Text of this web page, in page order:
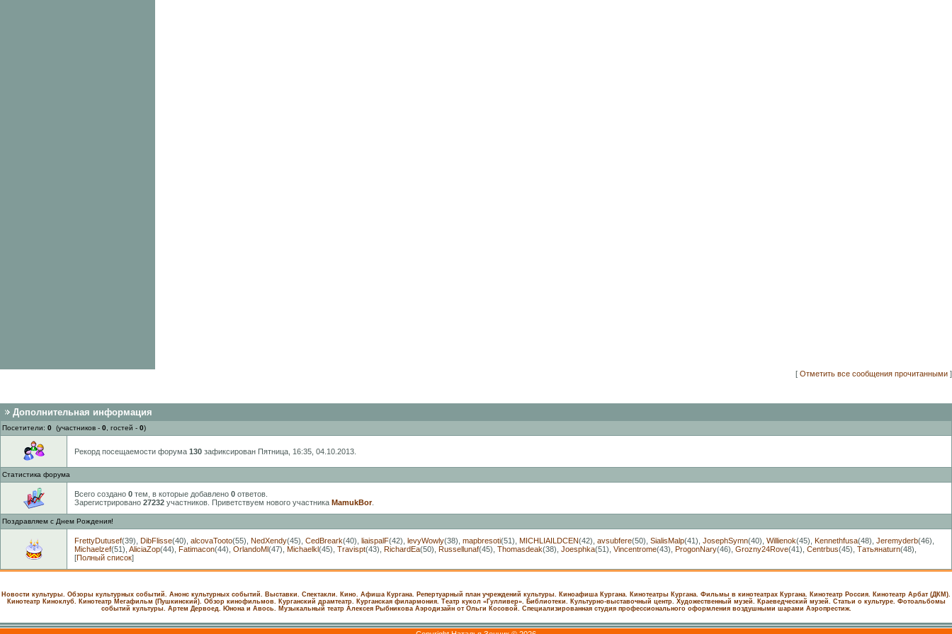
[ Отметить все сообщения прочитанными ]
Дополнительная информация
Посетители: 0 (участников - 0 , гостей - 0)
Рекорд посещаемости форума 130 зафиксирован Пятница, 16:35, 04.10.2013.
Статистика форума
Всего создано 0 тем, в которые добавлено 0 ответов.
Зарегистрировано 27232 участников. Приветствуем нового участника MamukBor.
Поздравляем с Днем Рождения!
FrettyDutusef(39) DibFlisse(40) alcovaTooto(55) NedXendy(45) CedBreark(40) liaispalF(42) levyWowly(38) mapbresoti(51) MICHLIAILDCEN(42) avsubfere(50) SialisMalp(41) JosephSymn(40) Willienok(45) Kennethfusa(48) Jeremyderb(46)
Michaelzef(51) AliciaZop(44) Fatimacon(44) OrlandoMl(47) Michaelkl(45) Travispt(43) RichardEa(50) Russellunaf(45) Thomasdeak(38) Joesphka(51) Vincentrome(43) ProgonNary(46) Grozny24Rove(41) Centrbus(45) Татьянаturn(48)
[Полный список]
Новости культуры. Обзоры культурных событий. Анонс культурных событий. Выставки. Спектакли. Кино. Афиша Кургана. Репертуарный план учреждений культуры. Киноафиша Кургана. Кинотеатры Кургана. Фильмы в кинотеатрах Кургана. Кинотеатр Россия.
Кинотеатр Арбат (ДКМ).
Кинотеатр Киноклуб.
Кинотеатр Мегафильм (Пушкинский). Обзор кинофильмов. Курганский драмтеатр. Курганская филармония. Театр кукол «Гулливер». Библиотеки. Культурно-выставочный центр. Художественный музей. Краеведческий музей. Статьи о культуре. Фотоальбомы
событий культуры.
Артем Дервоед. Юнона и Авось. Музыкальный театр Алексея Рыбникова Аэродизайн от Ольги Косовой. Специализированная студия профессионального оформления воздушными шарами Аэропрестиж.